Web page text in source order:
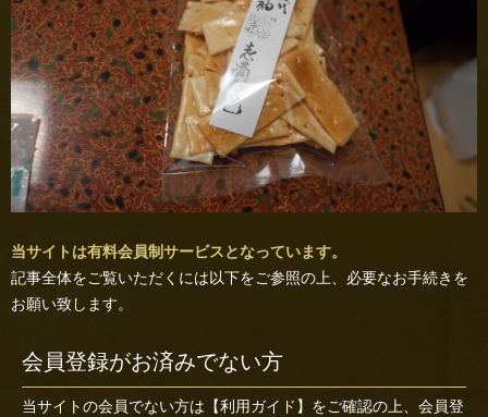
当サイトは有料会員制サービスとなっています。
記事全体をご覧いただくには以下をご参照の上、必要なお手続きを
お願い致します。
会員登録がお済みでない方
当サイトの会員でない方は 【利用ガイド】 をご確認の上、会員登